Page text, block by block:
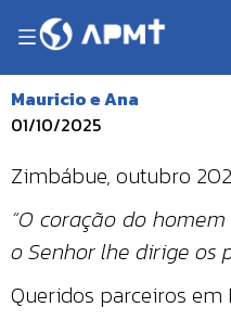
Mauricio e Ana
01/10/2025
Zimbábue, outubro
“O coração do
o Senhor lhe dirige os
Queridos parceiros em